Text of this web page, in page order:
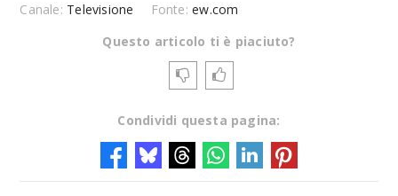
Canale: Televisione Fonte:ew.com
Questo articolo ti è piaciuto?
Condividi questa pagina: